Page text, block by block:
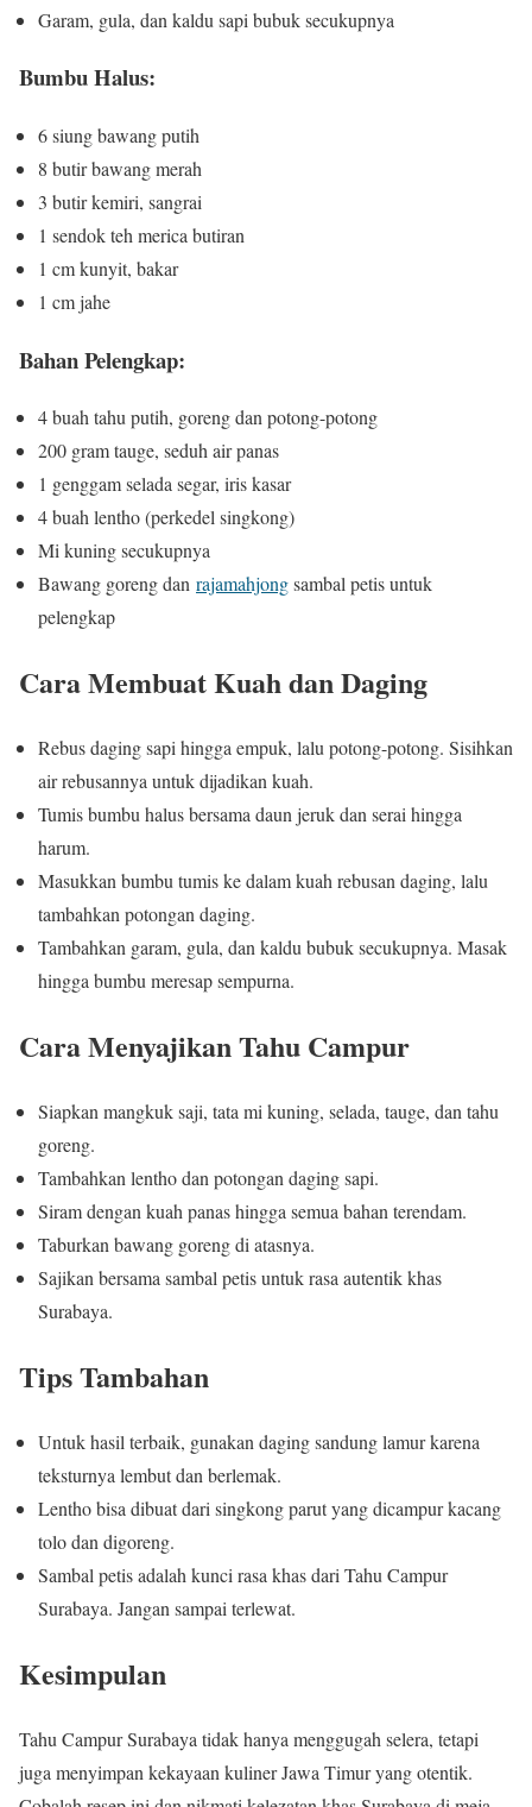
Garam, gula, dan kaldu sapi bubuk secukupnya
Bumbu Halus:
6 siung bawang putih
8 butir bawang merah
3 butir kemiri, sangrai
1 sendok teh merica butiran
1 cm kunyit, bakar
1 cm jahe
Bahan Pelengkap:
4 buah tahu putih, goreng dan potong-potong
200 gram tauge, seduh air panas
1 genggam selada segar, iris kasar
4 buah lentho (perkedel singkong)
Mi kuning secukupnya
Bawang goreng dan rajamahjongsambal petis untuk
pelengkap
Cara Membuat Kuah dan Daging
Rebus daging sapi hingga empuk, lalu potong-potong. Sisihkan
air rebusannya untuk dijadikan kuah.
Tumis bumbu halus bersama daun jeruk dan serai hingga
harum.
Masukkan bumbu tumis ke dalam kuah rebusan daging, lalu
tambahkan potongan daging.
Tambahkan garam, gula, dan kaldu bubuk secukupnya. Masak
hingga bumbu meresap sempurna.
Cara Menyajikan Tahu Campur
Siapkan mangkuk saji, tata mi kuning, selada, tauge, dan tahu
goreng.
Tambahkan lentho dan potongan daging sapi.
Siram dengan kuah panas hingga semua bahan terendam.
Taburkan bawang goreng di atasnya.
Sajikan bersama sambal petis untuk rasa autentik khas
Surabaya.
Tips Tambahan
Untuk hasil terbaik, gunakan daging sandung lamur karena
teksturnya lembut dan berlemak.
Lentho bisa dibuat dari singkong parut yang dicampur kacang
tolo dan digoreng.
Sambal petis adalah kunci rasa khas dari Tahu Campur
Surabaya. Jangan sampai terlewat.
Kesimpulan
Tahu Campur Surabaya tidak hanya menggugah selera, tetapi
juga menyimpan kekayaan kuliner Jawa Timur yang otentik.